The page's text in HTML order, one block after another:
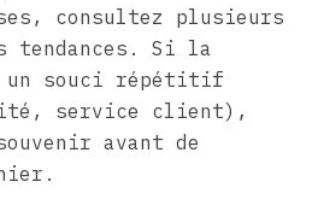
consultez plusieurs
tendances. Si la
un souci répétitif
service client),
avant de